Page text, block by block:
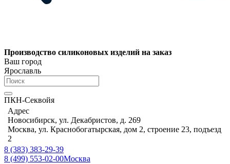
Производство силиконовых изделий на заказ
Ваш город
Ярославль
ПКН-Секвойя
Адрес
Новосибирск, ул. Декабристов, д. 269
Москва, ул. Краснобогатырская, дом 2, строение 23, подъезд
2
8 (383) 383-29-39
8 (499) 553-02-00Москва